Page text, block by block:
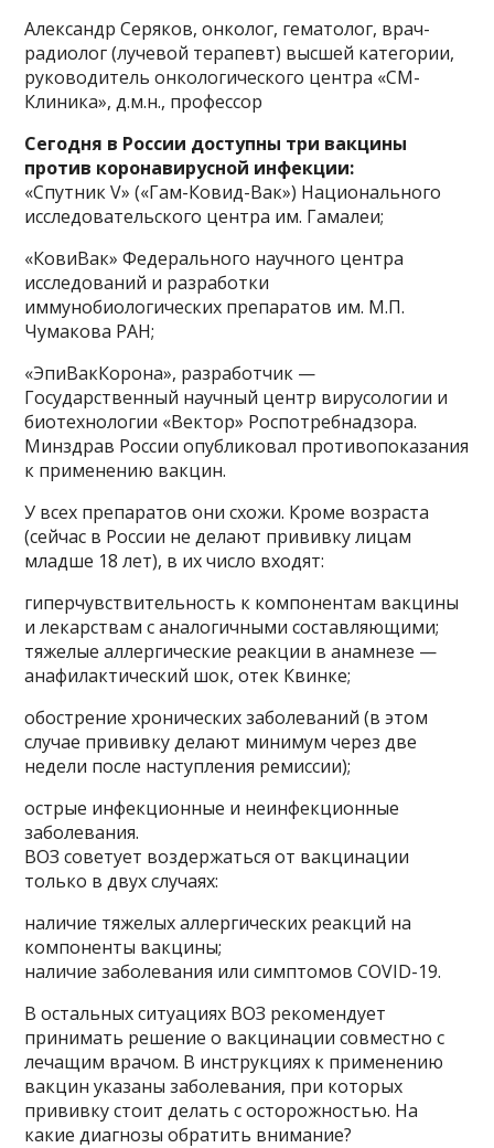
Александр Серяков, онколог, гематолог, врач-
радиолог (лучевой терапевт) высшей категории,
руководитель онкологического центра «СМ-
Клиника», д.м.н., профессор
Сегодня в России доступны три вакцины
против коронавирусной инфекции:
«Спутник V» («Гам-Ковид-Вак») Национального
исследовательского центра им. Гамалеи;
«КовиВак» Федерального научного центра
исследований и разработки
иммунобиологических препаратов им. М.П.
Чумакова РАН;
«ЭпиВакКорона», разработчик —
Государственный научный центр вирусологии и
биотехнологии «Вектор» Роспотребнадзора.
Минздрав России опубликовал противопоказания
к применению вакцин.
У всех препаратов они схожи. Кроме возраста
(сейчас в России не делают прививку лицам
младше 18 лет), в их число входят:
гиперчувствительность к компонентам вакцины
и лекарствам c аналогичными составляющими;
тяжелые аллергические реакции в анамнезе —
анафилактический шок, отек Квинке;
обострение хронических заболеваний (в этом
случае прививку делают минимум через две
недели после наступления ремиссии);
острые инфекционные и неинфекционные
заболевания.
ВОЗ советует воздержаться от вакцинации
только в двух случаях:
наличие тяжелых аллергических реакций на
компоненты вакцины;
наличие заболевания или симптомов COVID-19.
В остальных ситуациях ВОЗ рекомендует
принимать решение о вакцинации совместно с
лечащим врачом. В инструкциях к применению
вакцин указаны заболевания, при которых
прививку стоит делать с осторожностью. На
какие диагнозы обратить внимание?